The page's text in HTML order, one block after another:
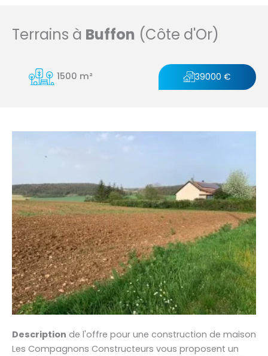
Terrains à Buffon (Côte d'Or)
1500 m² 39000 €
Description de l'offre pour une construction de maison
Les Compagnons Constructeurs vous proposent un